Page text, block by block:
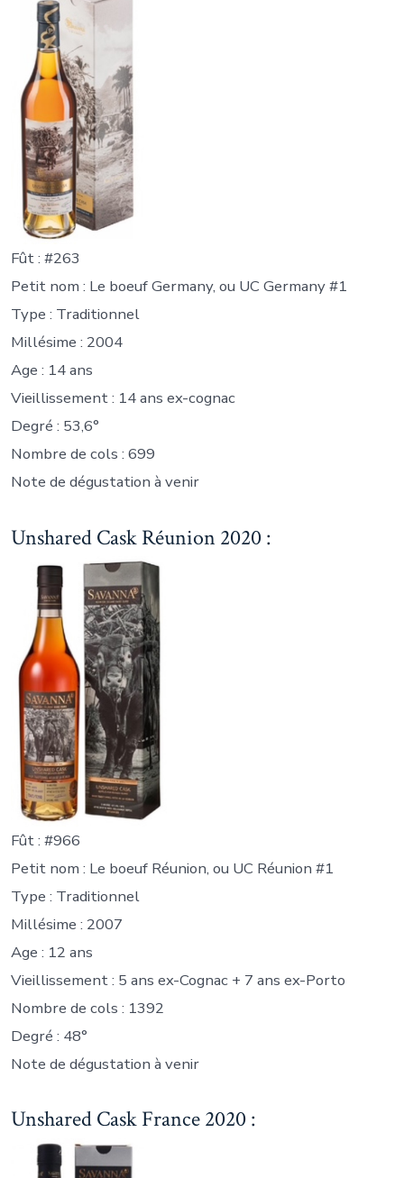
Fût : #263
Petit nom : Le boeuf Germany, ou UC Germany #1
Type : Traditionnel
Millésime : 2004
Age : 14 ans
Vieillissement : 14 ans ex-cognac
Degré : 53,6°
Nombre de cols : 699
Note de dégustation à venir
Unshared Cask Réunion 2020 :
Fût : #966
Petit nom : Le boeuf Réunion, ou UC Réunion #1
Type : Traditionnel
Millésime : 2007
Age : 12 ans
Vieillissement : 5 ans ex-Cognac + 7 ans ex-Porto
Nombre de cols : 1392
Degré : 48°
Note de dégustation à venir
Unshared Cask France 2020 :